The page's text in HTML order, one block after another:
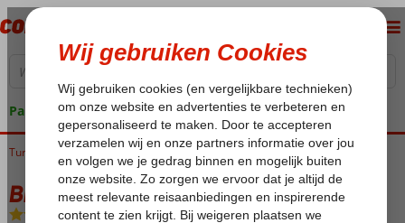
Pakketgarantie
Home
Turkije Egeische kust Bodrum Bingoreizen Bodrum Bingo Bodrum 4*
Bingo Bodrum 4*
All Inclusive-Hotel